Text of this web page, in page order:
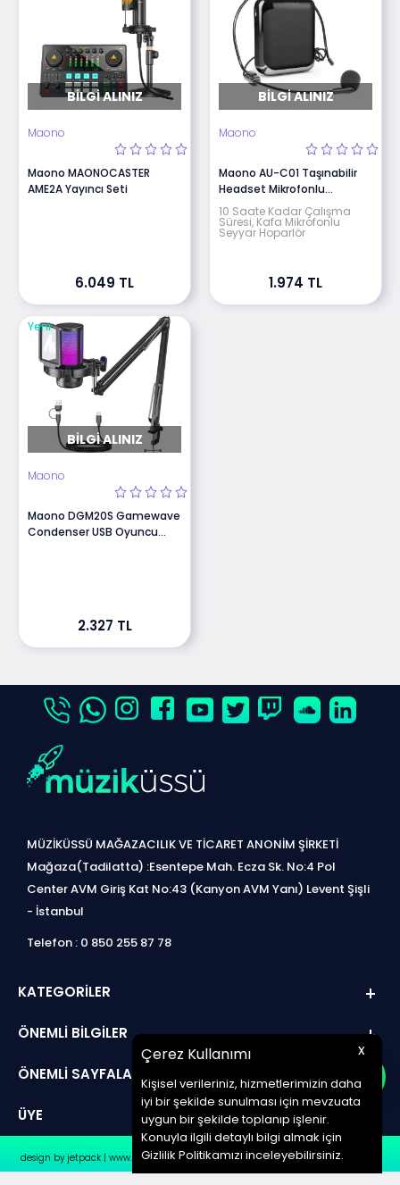
Çerez Kullanımı x
Kişisel verileriniz, hizmetlerimizin daha
iyi bir şekilde sunulması için mevzuata
uygun bir şekilde toplanıp işlenir.
Konuyla ilgili detaylı bilgi almak için
Gizlilik Politikamızı inceleyebilirsiniz.
BILGI ALINIZ
Maono
Maono MAONOCASTER
AME2A Yayıncı Seti
6.049 TL
BILGI ALINIZ
Maono
Maono AU-C01 Taşınabilir
Headset Mikrofonlu
Hoparlör
10 Saate Kadar Çalışma
Süresi, Kafa Mikrofonlu
Seyyar Hoparlör
1.974 TL
Yeni
BILGI ALINIZ
Maono
Maono DGM20S Gamewave
Condenser USB Oyuncu
2.327 TL
MÜZİKÜSSÜ MAĞAZACILIK VE TİCARET ANONİM ŞİRKETİ
Mağaza(Tadilatta) :Esentepe Mah. Ecza Sk. No:4 Pol
Center AVM Giriş Kat No:43 (Kanyon AVM Yanı) Levent Şişli
- İstanbul
Telefon : 0 850 255 87 78
KATEGORILER
ÖNEMLI BILGILER
ÖNEMLI SAYFALAR
ÜYE
design by jetpack | www.müziküssü.com | copyright ©2022 Tüm hakları saklıdır.